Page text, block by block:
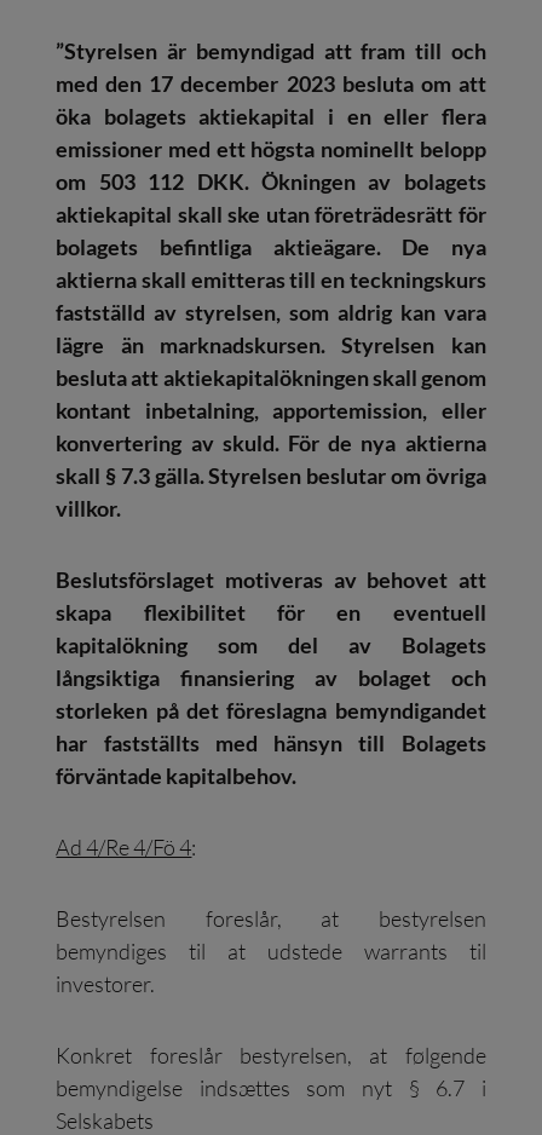
”Styrelsen är bemyndigad att fram till och
med den 17 december 2023 besluta om att
öka bolagets aktiekapital i en eller flera
emissioner med ett högsta nominellt belopp
om 503 112 DKK. Ökningen av bolagets
aktiekapital skall ske utan företrädesrätt för
bolagets befintliga aktieägare. De nya
aktierna skall emitteras till en teckningskurs
fastställd av styrelsen, som aldrig kan vara
lägre än marknadskursen. Styrelsen kan
besluta att aktiekapitalökningen skall genom
kontant inbetalning, apportemission, eller
konvertering av skuld. För de nya aktierna
skall § 7.3 gälla. Styrelsen beslutar om övriga
villkor.
Beslutsförslaget motiveras av behovet att
skapa flexibilitet för en eventuell
kapitalökning som del av Bolagets
långsiktiga finansiering av bolaget och
storleken på det föreslagna bemyndigandet
har fastställts med hänsyn till Bolagets
förväntade kapitalbehov.
Ad 4/Re 4/Fö 4:
Bestyrelsen foreslår, at bestyrelsen
bemyndiges til at udstede warrants til
investorer.
Konkret foreslår bestyrelsen, at følgende
bemyndigelse indsættes som nyt § 6.7 i
Selskabets